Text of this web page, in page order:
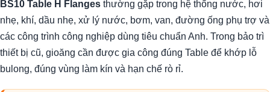
BS10 Table H Flanges thường gặp trong hệ thống nước, hơi
nhẹ, khí, dầu nhẹ, xử lý nước, bơm, van, đường ống phụ trợ và
các công trình công nghiệp dùng tiêu chuẩn Anh. Trong bảo trì
thiết bị cũ, gioăng cần được gia công đúng Table để khớp lỗ
bulong, đúng vùng làm kín và hạn chế rò rỉ.